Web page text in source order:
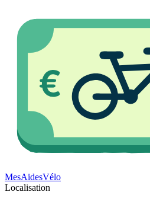
MesAidesVélo
Localisation